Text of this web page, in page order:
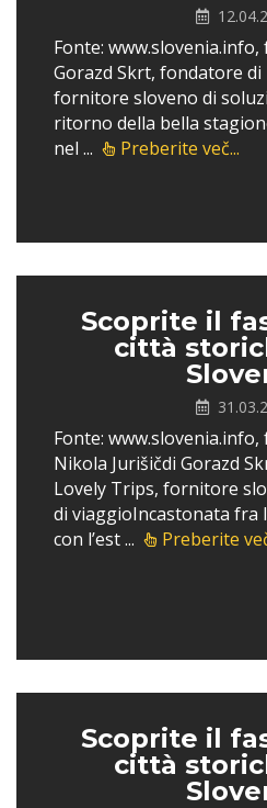
Fonte:
Gorazd Skrt, fondatore di
fornitore sloveno di
ritorno della bella
nel ...
Preberite več...
Scoprite il
città
Fonte: www.slovenia.info,
Nikola Jurišičdi Gorazd
Lovely Trips, fornitore
di viaggioIncastonata fra
con l’est ...
Preberite
Scoprite il
città